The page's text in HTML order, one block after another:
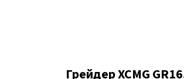
Грейдер XCMG